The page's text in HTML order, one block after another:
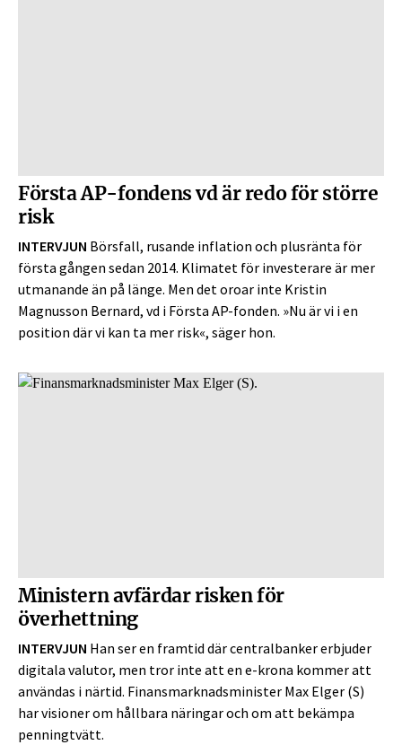
Första AP-fondens vd är redo för större
risk
INTERVJUN Börsfall, rusande inflation och plusränta för
första gången sedan 2014. Klimatet för investerare är mer
utmanande än på länge. Men det oroar inte Kristin
Magnusson Bernard, vd i Första AP-fonden. »Nu är vi i en
position där vi kan ta mer risk«, säger hon.
Ministern avfärdar risken för
överhettning
INTERVJUN Han ser en framtid där centralbanker erbjuder
digitala valutor, men tror inte att en e-krona kommer att
användas i närtid. Finansmarknadsminister Max Elger (S)
har visioner om hållbara näringar och om att bekämpa
penningtvätt.